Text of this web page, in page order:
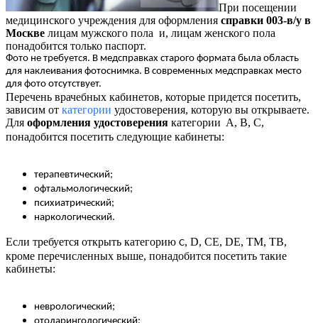
При посещении
медицинского учреждения для оформления справки 003-в/у в
Москве лицам мужского пола и, лицам женского пола
понадобится только паспорт.
Фото не требуется. В медсправках старого формата была область
для наклеивания фотоснимка. В современных медсправках место
для фото отсутствует.
Перечень врачебных кабинетов, которые придется посетить,
зависим от категории удостоверения, которую вы открываете.
Для оформления удостоверения категории A, B, С,
понадобится посетить следующие кабинеты:
терапевтический;
офтальмологический;
психиатрический;
наркологический.
Если требуется открыть категорию C, D, CE, DE, TM, TB,
кроме перечисленных выше, понадобится посетить такие
кабинеты:
неврологический;